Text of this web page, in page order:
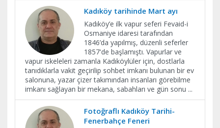
Kadıköy tarihinde Mart ayı
Kadıköy’e ilk vapur seferi Fevaid-i
Osmaniye idaresi tarafından
1846’da yapılmış, düzenli seferler
1857'de başlamıştı. Vapurlar ve
vapur iskeleleri zamanla Kadıköylüler için, dostlarla
tanıdıklarla vakit geçirilip sohbet imkanı bulunan bir ev
salonuna, yazar çizer takımından insanları görebilme
imkanı sağlayan bir mekana, sabahları ve gün sonu ...
Fotoğraflı Kadıköy Tarihi-
Fenerbahçe Feneri